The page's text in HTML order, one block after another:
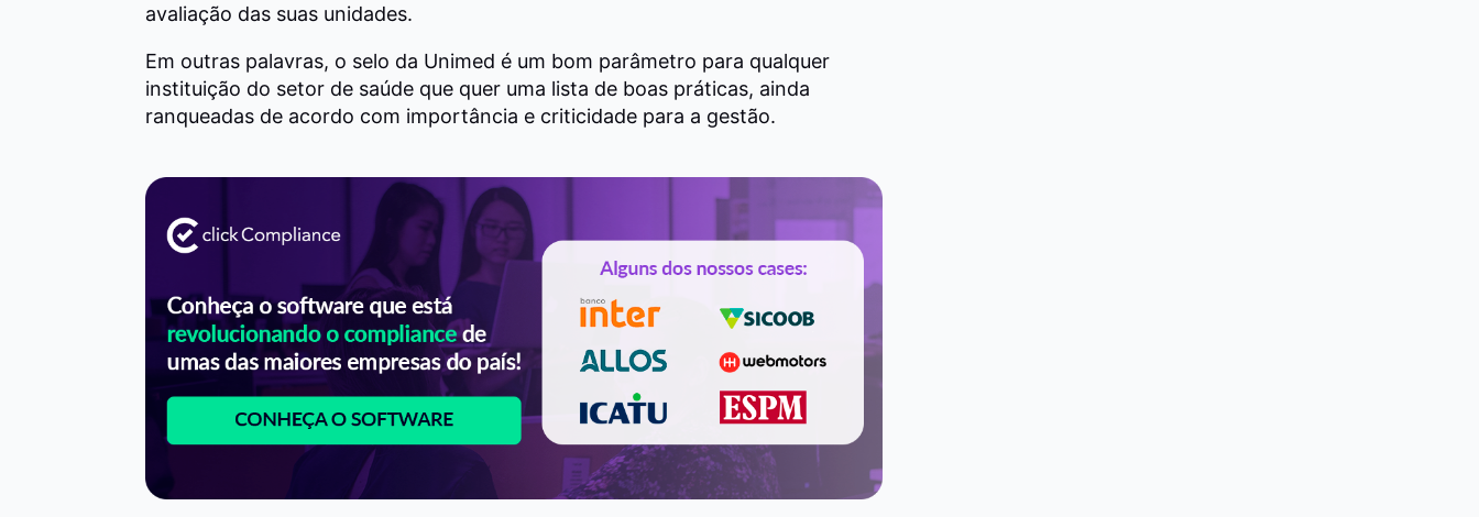
avaliação das suas unidades.
Em outras palavras, o selo da Unimed é um bom parâmetro para qualquer
instituição do setor de saúde que quer uma lista de boas práticas, ainda
ranqueadas de acordo com importância e criticidade para a gestão.